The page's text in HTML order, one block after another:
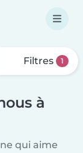
Filtres 1
à
qui aime